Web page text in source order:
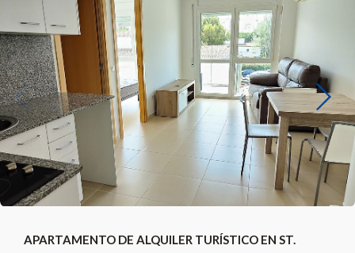
Previous Next
APARTAMENTO DE ALQUILER TURÍSTICO EN ST.